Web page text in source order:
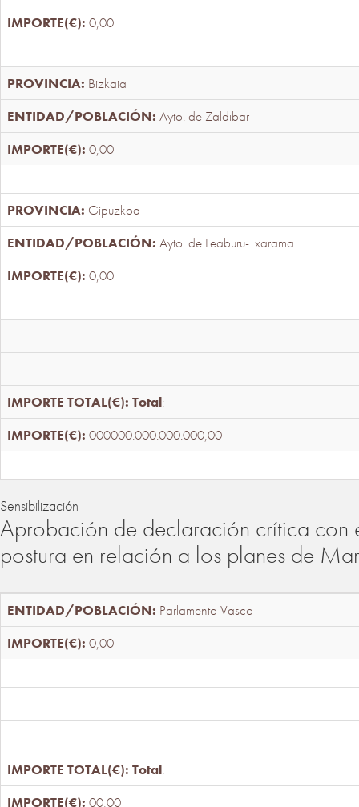
0,00
Bizkaia
Ayto. de Zaldibar
0,00
Gipuzkoa
Ayto. de Leaburu-Txarama
0,00
Total:
000000.000.000.000,00
Sensibilización
Aprobación de declaración crítica con
postura en relación a los planes de
Parlamento Vasco
0,00
Total:
00,00